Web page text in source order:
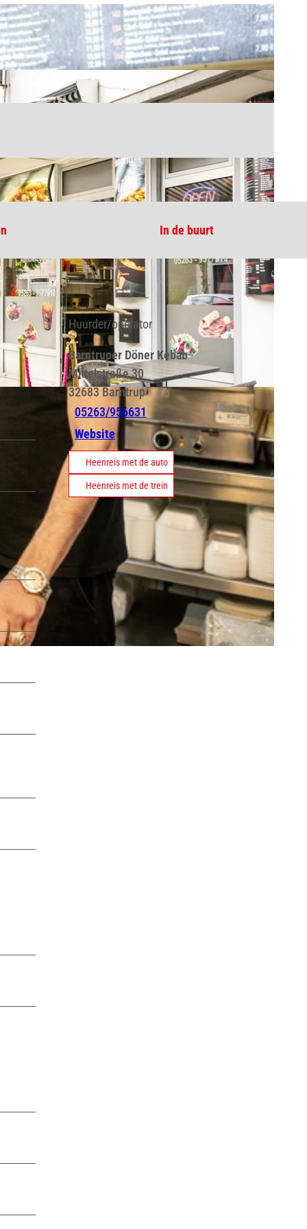
In de buurt
Huurder/operator
Barntruper Döner Kebab
Mittelstraße 30
32683Barntrup
05263/956631
Website
Heenreis met de auto
Heenreis met de trein